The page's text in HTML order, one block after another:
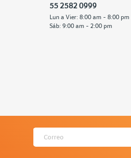
55 2582 0999
Lun a Vier: 8:00 am - 8:00 pm
Sáb: 9:00 am - 2:00 pm